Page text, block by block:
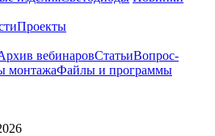
Проекты
вебинаровСтатьиВопрос-
монтажаФайлы и программы